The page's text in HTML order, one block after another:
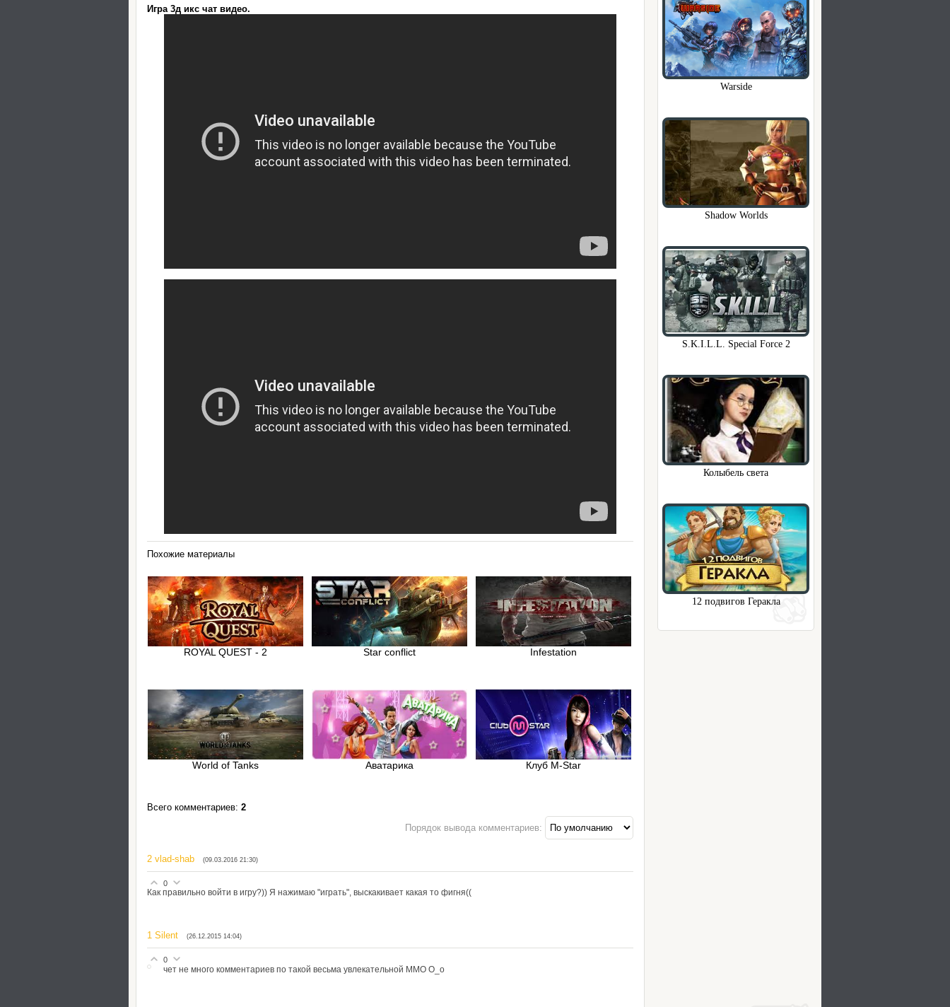
Игра 3д икс чат видео.
Похожие материалы
ROYAL QUEST - 2 Star conflict Infestation
World of Tanks Аватарика Клуб M-Star
Всего комментариев: 2
Порядок вывода комментариев:
2 vlad-shab (09.03.2016 21:30)
0
Как правильно войти в игру?)) Я нажимаю "играть", выскакивает какая то фигня((
1 Silent (26.12.2015 14:04)
0
чет не много комментариев по такой весьма увлекательной ММО О_о
Warside
Shadow Worlds
S.K.I.L.L. Special Force 2
Колыбель света
12 подвигов Геракла